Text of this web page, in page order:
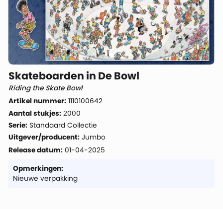
Skateboarden in De Bowl
Riding the Skate Bowl
Artikel nummer: 1110100642
Aantal stukjes: 2000
Serie: Standaard Collectie
Uitgever/producent: Jumbo
Release datum: 01-04-2025
Opmerkingen:
Nieuwe verpakking